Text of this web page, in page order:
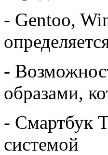
- Gentoo,
-
образами,
- Смартбук
системой